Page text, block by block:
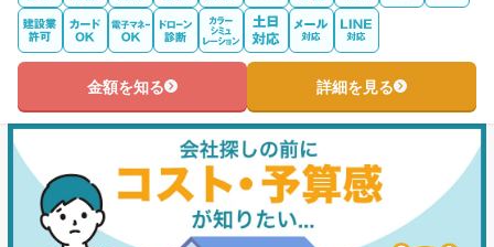
金額を知る 詳細を見る